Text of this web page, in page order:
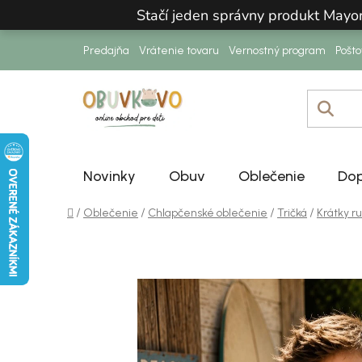
Stačí jeden správny produkt
Predajňa Vrátenie tovaru Vernostný program
Novinky Obuv Oblečenie
Domov
/ Oblečenie / Chlapčenské oblečenie / Tričká / Krátky